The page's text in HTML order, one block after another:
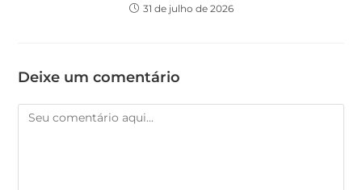
31 de julho de 2026
Deixe um comentário